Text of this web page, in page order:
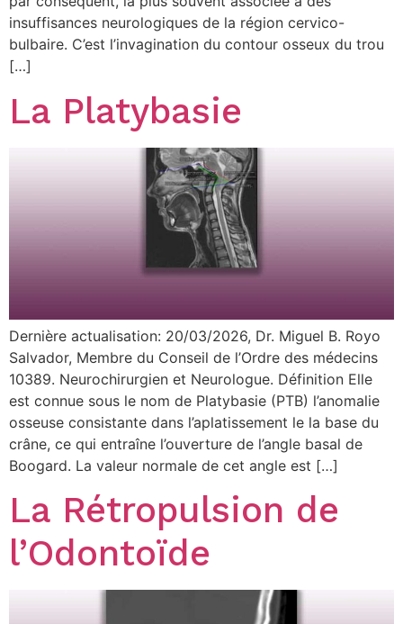
insuffisances neurologiques de la région cervico-
bulbaire. C’est l’invagination du contour osseux du trou
[…]
La Platybasie
Dernière actualisation: 20/03/2026, Dr. Miguel B. Royo
Salvador, Membre du Conseil de l’Ordre des médecins
10389. Neurochirurgien et Neurologue. Définition Elle
est connue sous le nom de Platybasie (PTB) l’anomalie
osseuse consistante dans l’aplatissement le la base du
crâne, ce qui entraîne l’ouverture de l’angle basal de
Boogard. La valeur normale de cet angle est […]
La Rétropulsion de
l’Odontoïde